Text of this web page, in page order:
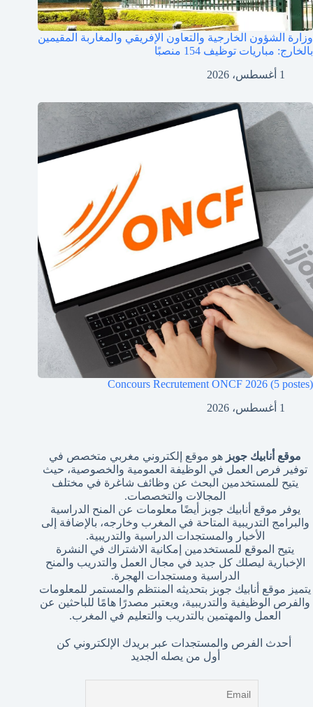
وزارة الشؤون الخارجية والتعاون الإفريقي والمغاربة المقيمين
بالخارج: مباريات توظيف 154 منصبًا
1 أغسطس، 2026
Concours Recrutement ONCF 2026 (5 postes)
1 أغسطس، 2026
موقع أنابيك جوبز هو موقع إلكتروني مغربي متخصص في
توفير فرص العمل في الوظيفة العمومية والخصوصية، حيث
يتيح للمستخدمين البحث عن وظائف شاغرة في مختلف
المجالات والتخصصات.
يوفر موقع أنابيك جوبز أيضًا معلومات عن المنح الدراسية
والبرامج التدريبية المتاحة في المغرب وخارجه، بالإضافة إلى
الأخبار والمستجدات الدراسية والتدريبية.
يتيح الموقع للمستخدمين إمكانية الاشتراك في النشرة
الإخبارية ليصلك كل جديد في مجال العمل والتدريب والمنح
الدراسية ومستجدات الهجرة.
يتميز موقع أنابيك جوبز بتحديثه المنتظم والمستمر للمعلومات
والفرص الوظيفية والتدريبية، ويعتبر مصدرًا هامًا للباحثين عن
العمل والمهتمين بالتدريب والتعليم في المغرب.
أحدث الفرص والمستجدات عبر بريدك الإلكتروني كن
أول من يصله الجديد